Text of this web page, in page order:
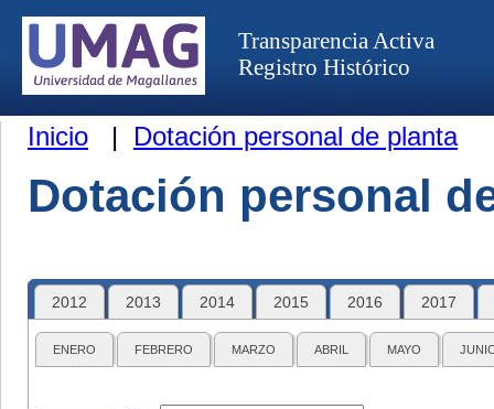
Transparencia Activa
Registro Histórico
Inicio | Dotación personal de planta
Dotación personal
2012 2013 2014 2015 2016 2017
ENERO FEBRERO MARZO ABRIL MAYO